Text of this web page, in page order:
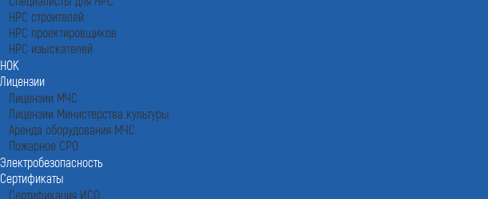
НРС строителей
НРС проектировщиков
НРС изыскателей
НОК
Лицензии
Лицензии МЧС
Лицензии Министерства культуры
Аренда оборудования МЧС
Пожарное СРО
Электробезопасность
Сертификаты
Сертификация ИСО